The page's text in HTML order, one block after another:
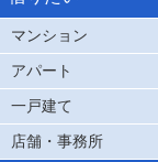
マンション
アパート
一戸建て
店舗・事務所